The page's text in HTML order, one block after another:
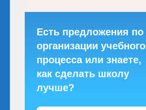
Есть предложения по
организации учебного
процесса или знаете,
как сделать школу
лучше?